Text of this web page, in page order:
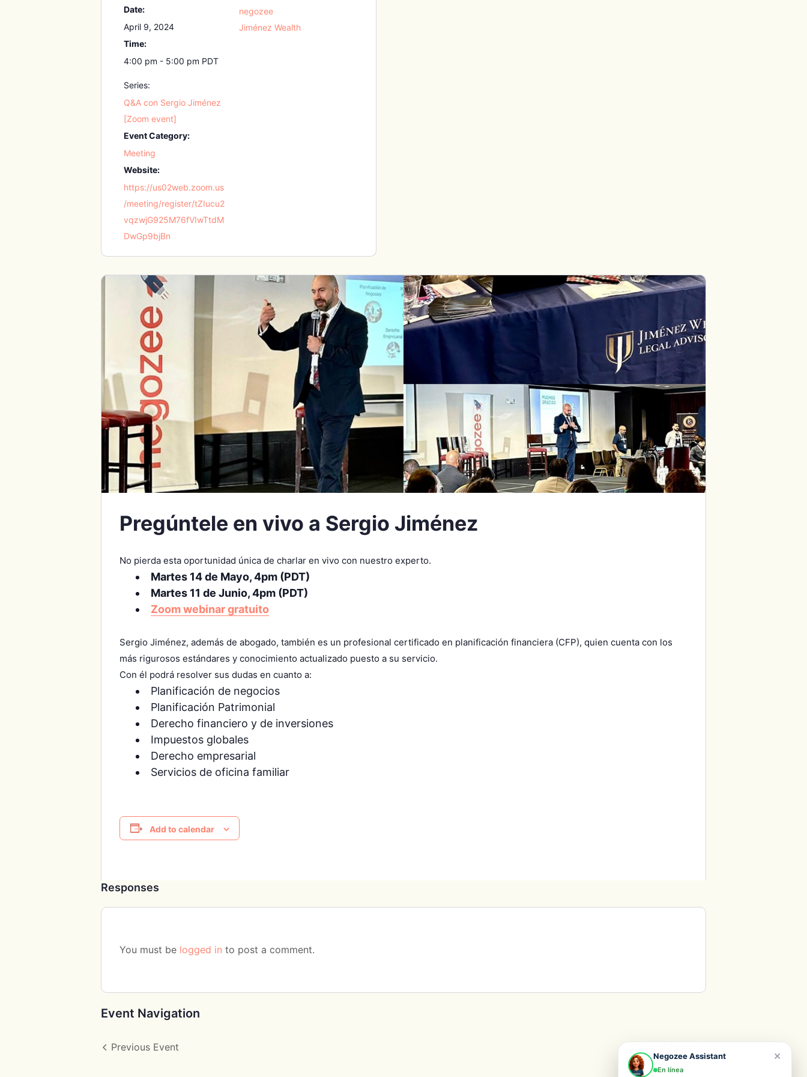
Pregúntele en vivo a Sergio Jiménez
No pierda esta oportunidad única de charlar en vivo con nuestro experto.
Martes 14 de Mayo, 4pm (PDT)
Martes 11 de Junio, 4pm (PDT)
Zoom webinar gratuito
Sergio Jiménez, además de abogado, también es un profesional certificado en planificación financiera (CFP), quien cuenta con los
más rigurosos estándares y conocimiento actualizado puesto a su servicio.
Con él podrá resolver sus dudas en cuanto a:
Planificación de negocios
Planificación Patrimonial
Derecho financiero y de inversiones
Impuestos globales
Derecho empresarial
Servicios de oficina familiar
Add to calendar
Date:
April 9, 2024
Time:
4:00 pm - 5:00 pm PDT
Series:
Q&A con Sergio Jiménez
[Zoom event]
Event Category:
Meeting
Website:
https://us02web.zoom.us
/meeting/register/tZIucu2
vqzwjG925M76fVIwTtdM
DwGp9bjBn
negozee
Jiménez Wealth
Responses
You must be logged in to post a comment.
Event Navigation
Previous Event
×
Negozee Assistant
En línea